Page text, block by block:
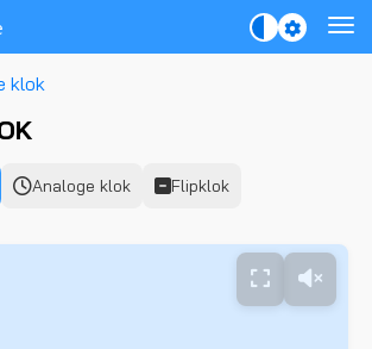
klok
Analoge klok Flipklok